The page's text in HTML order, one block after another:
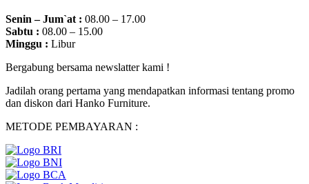
Senin – Jum`at : 08.00 – 17.00
Sabtu : 08.00 – 15.00
Minggu : Libur
Bergabung bersama newslatter kami !
Jadilah orang pertama yang mendapatkan informasi tentang promo
dan diskon dari Hanko Furniture.
METODE PEMBAYARAN :